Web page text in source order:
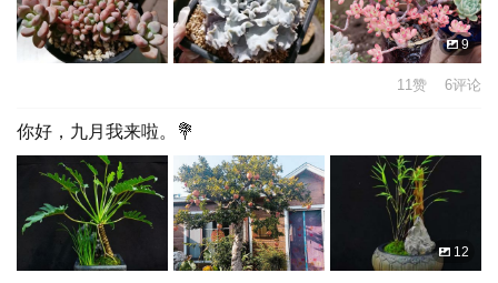
9
11赞 6评论
你好，九月我来啦。💐
12